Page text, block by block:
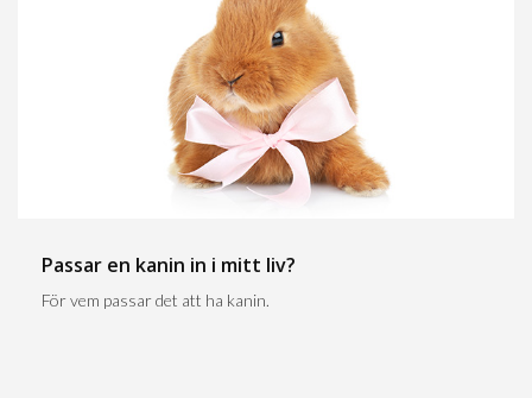
Passar en kanin in i mitt liv?
För vem passar det att ha kanin.